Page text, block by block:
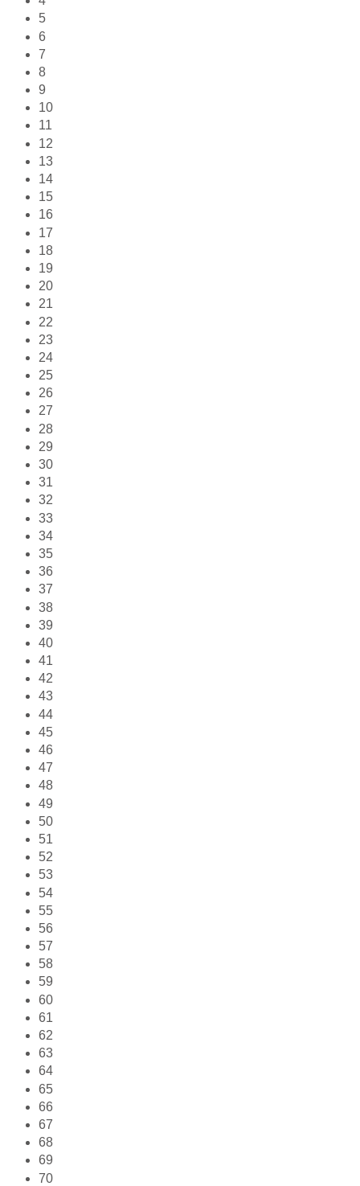
5
6
7
8
9
10
11
12
13
14
15
16
17
18
19
20
21
22
23
24
25
26
27
28
29
30
31
32
33
34
35
36
37
38
39
40
41
42
43
44
45
46
47
48
49
50
51
52
53
54
55
56
57
58
59
60
61
62
63
64
65
66
67
68
69
70